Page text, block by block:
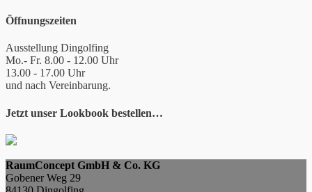
Öffnungszeiten
Ausstellung Dingolfing
Mo.- Fr. 8.00 - 12.00 Uhr
13.00 - 17.00 Uhr
und nach Vereinbarung.
Jetzt unser Lookbook bestellen…
RaumConcept GmbH & Co. KG
Gobener Weg 29